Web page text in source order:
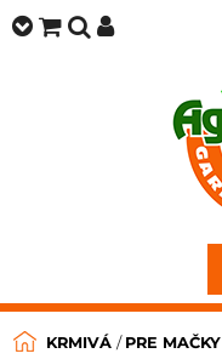
KRMIVÁ / PRE MAČKY